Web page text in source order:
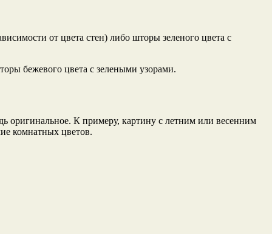
от цвета стен) либо шторы зеленого цвета с
бежевого цвета с зелеными узорами.
оригинальное. К примеру, картину с летним или весенним
комнатных цветов.